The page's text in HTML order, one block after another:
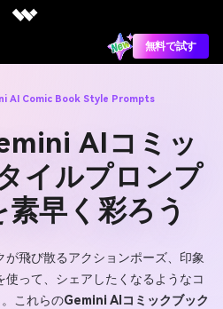
無料で試す
AI Comic Book Style Prompts
AIコミッ
イルプロンプ
素早く彩ろう
が飛び散るアクションポーズ、印象
って、シェアしたくなるようなコ
これらのGemini AIコミックブック